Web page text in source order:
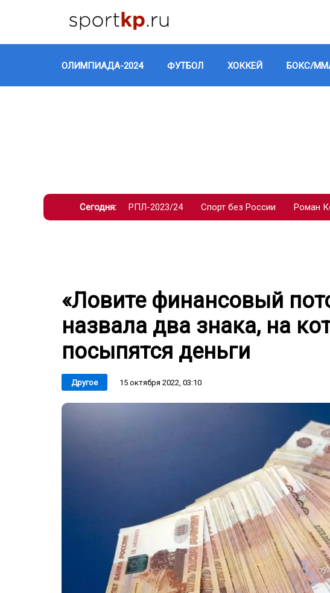
ОЛИМПИАДА-2024 ФУТБОЛ ХОККЕЙ БОКС/
Сегодня: РПЛ-2023/24 Спорт без России Роман
«Ловите финансовый
назвала два знака, на
посыпятся деньги
Другое 15 октября 2022, 03:10